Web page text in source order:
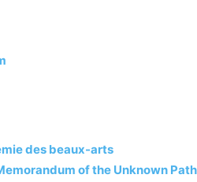
des beaux-arts
of the Unknown Path